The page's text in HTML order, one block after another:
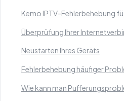
Kemo IPTV-Fehlerbehebung
Überprüfung Ihrer
Neustarten Ihres Geräts
Fehlerbehebung häufiger
Wie kann man